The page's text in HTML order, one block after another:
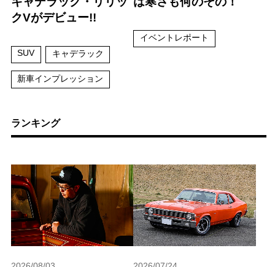
クVがデビュー!!
SUV キャデラック
新車インプレッション
イベントレポート
ランキング